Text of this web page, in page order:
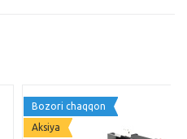
Bozori chaqqon
Aksiya